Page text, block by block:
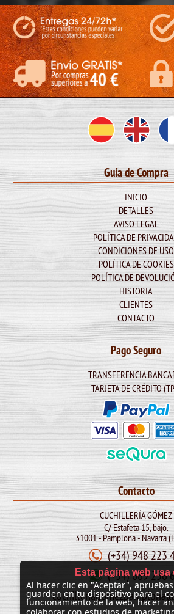
Guía de Compra
INICIO
DETALLES
AVISO LEGAL
POLÍTICA DE
CONDICIONES DE USO
POLÍTICA DE COOKIES
POLÍTICA DE
HISTORIA
CLIENTES
CONTACTO
Pago Seguro
TRANSFERENCIA
TARJETA DE CRÉDITO
Contacto
CUCHILLERÍA GÓMEZ
C/ Estafeta 15, bajo.
31001 - Pamplona - Navarra
(+34) 948 223
(+34) 689 256
Esta página web usa
Al hacer clic en "Aceptar",
guarden en tu dispositivo para el
funcionamiento de la web, hacer